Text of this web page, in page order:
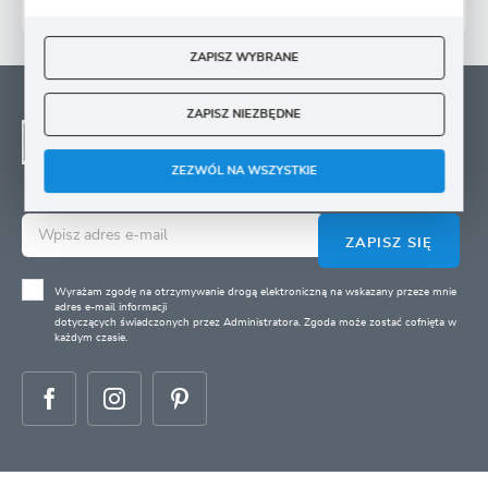
NEWSLETTER - ZAPISZ
SIĘ
Zapisz się na newsletter i otrzymuj wiadomości o
ZAPISZ SIĘ
Wyrażam zgodę na otrzymywanie drogą elektroniczną na wskazany przeze mnie
adres e-mail informacji
dotyczących świadczonych przez Administratora. Zgoda może zostać cofnięta w
każdym czasie.
ZAPISZ WYBRANE
ZAPISZ NIEZBĘDNE
ZEZWÓL NA WSZYSTKIE